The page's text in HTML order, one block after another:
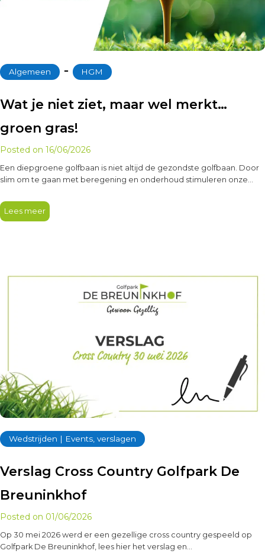
Algemeen ‐ HGM
Wat je niet ziet, maar wel merkt…
groen gras!
Posted on 16/06/2026
Een diepgroene golfbaan is niet altijd de gezondste golfbaan. Door
slim om te gaan met beregening en onderhoud stimuleren onze…
Lees meer
Wedstrijden | Events, verslagen
Verslag Cross Country Golfpark De
Breuninkhof
Posted on 01/06/2026
Op 30 mei 2026 werd er een gezellige cross country gespeeld op
Golfpark De Breuninkhof, lees hier het verslag en…